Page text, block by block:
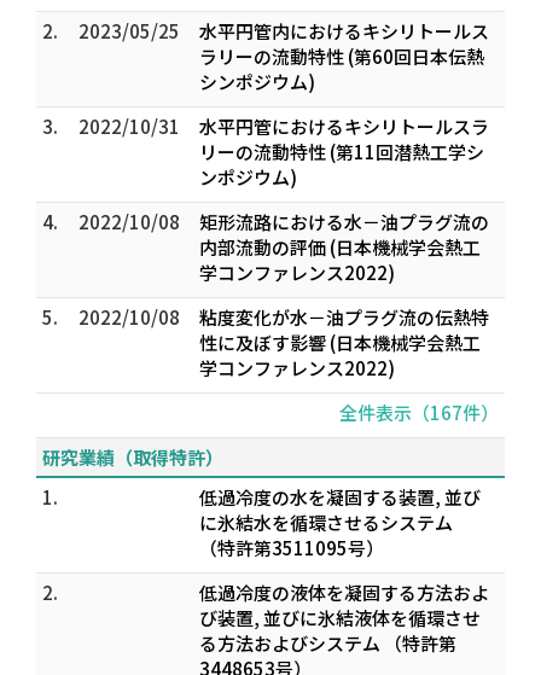
2.
2023/05/25
水平円管内におけるキシリトールス
ラリーの流動特性 (第60回日本伝熱
シンポジウム)
3.
2022/10/31
水平円管におけるキシリトールスラ
リーの流動特性 (第11回潜熱工学シ
ンポジウム)
4.
2022/10/08
矩形流路における水－油プラグ流の
内部流動の評価 (日本機械学会熱工
学コンファレンス2022)
5.
2022/10/08
粘度変化が水－油プラグ流の伝熱特
性に及ぼす影響 (日本機械学会熱工
学コンファレンス2022)
全件表示（167件）
研究業績（取得特許）
1.
低過冷度の水を凝固する装置, 並び
に氷結水を循環させるシステム
（特許第3511095号）
2.
低過冷度の液体を凝固する方法およ
び装置, 並びに氷結液体を循環させ
る方法およびシステム （特許第
3448653号）